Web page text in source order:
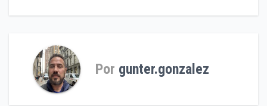
de
Por gunter.gonzalez